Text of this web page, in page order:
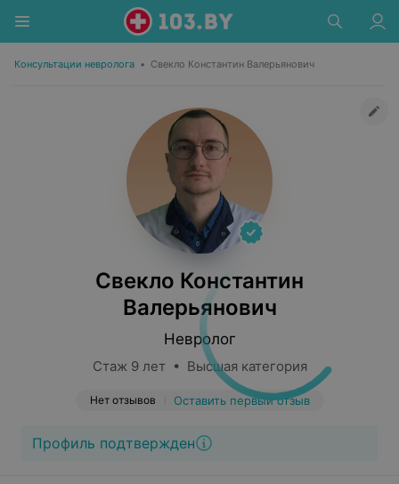
Консультации невролога • Свекло Константин Валерьянович
Свекло Константин
Валерьянович
Невролог
Стаж 9 лет • Высшая категория
Нет отзывов Оставить первый отзыв
Профиль подтвержден